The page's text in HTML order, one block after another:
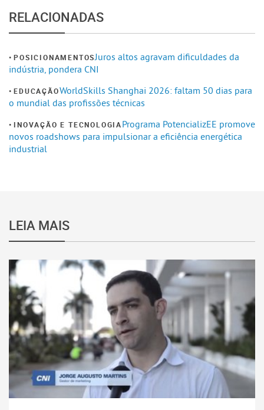
RELACIONADAS
POSICIONAMENTOSJuros altos agravam dificuldades da
indústria, pondera CNI
EDUCAÇÃOWorldSkills Shanghai 2026: faltam 50 dias para
o mundial das profissões técnicas
INOVAÇÃO E TECNOLOGIAPrograma PotencializEE promove
novos roadshows para impulsionar a eficiência energética
industrial
LEIA MAIS